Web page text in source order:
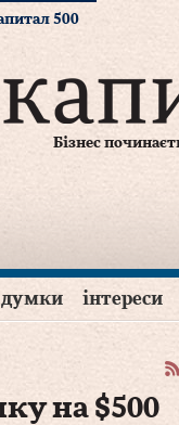
500
Бізнес
думки інтереси
на $500